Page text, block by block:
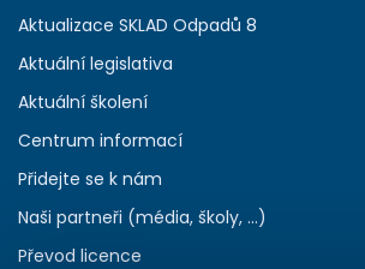
Aktualizace SKLAD Odpadů 8
Aktuální legislativa
Aktuální školení
Centrum informací
Přidejte se k nám
Naši partneři (média, školy, ...)
Převod licence